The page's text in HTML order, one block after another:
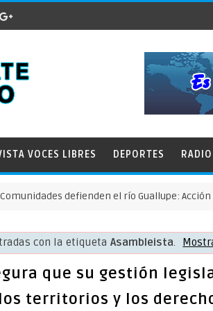
VOCES LIBRES DEPORTES
defienden el río Guallupe: Acción de
con la etiquetaAsambleista.
que su gestión
territorios y los